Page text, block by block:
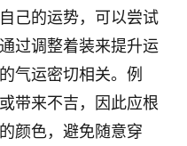
己的运势，可以尝试
过调整着装来提升运
气运密切相关。例
带来不吉，因此应根
颜色，避免随意穿
11
感兴趣
15